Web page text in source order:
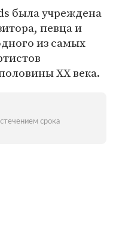
была учреждена
певца и
из самых
ХХ века.
срока